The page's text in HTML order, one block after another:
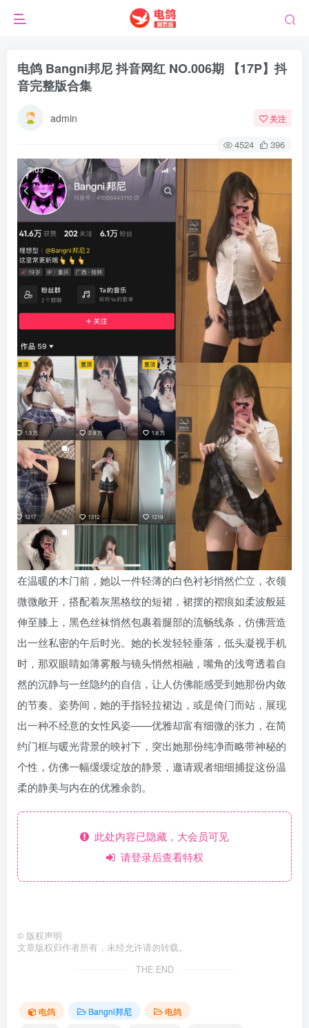
电鸽 Bangni邦尼 抖音网红 NO.006期 【17P】抖
音完整版合集
admin 关注
4524 396
在温暖的木门前，她以一件轻薄的白色衬衫悄然伫立，衣领
微微敞开，搭配着灰黑格纹的短裙，裙摆的褶痕如柔波般延
伸至膝上，黑色丝袜悄然包裹着腿部的流畅线条，仿佛营造
出一丝私密的午后时光。她的长发轻轻垂落，低头凝视手机
时，那双眼睛如薄雾般与镜头悄然相融，嘴角的浅弯透着自
然的沉静与一丝隐约的自信，让人仿佛能感受到她那份内敛
的节奏。姿势间，她的手指轻拉裙边，或是倚门而站，展现
出一种不经意的女性风姿——优雅却富有细微的张力，在简
约门框与暖光背景的映衬下，突出她那份纯净而略带神秘的
个性，仿佛一幅缓缓绽放的静景，邀请观者细细捕捉这份温
柔的静美与内在的优雅余韵。
此处内容已隐藏，大会员可见
请登录后查看特权
© 版权声明
文章版权归作者所有，未经允许请勿转载。
THE END
电鸽 Bangni邦尼
电鸽